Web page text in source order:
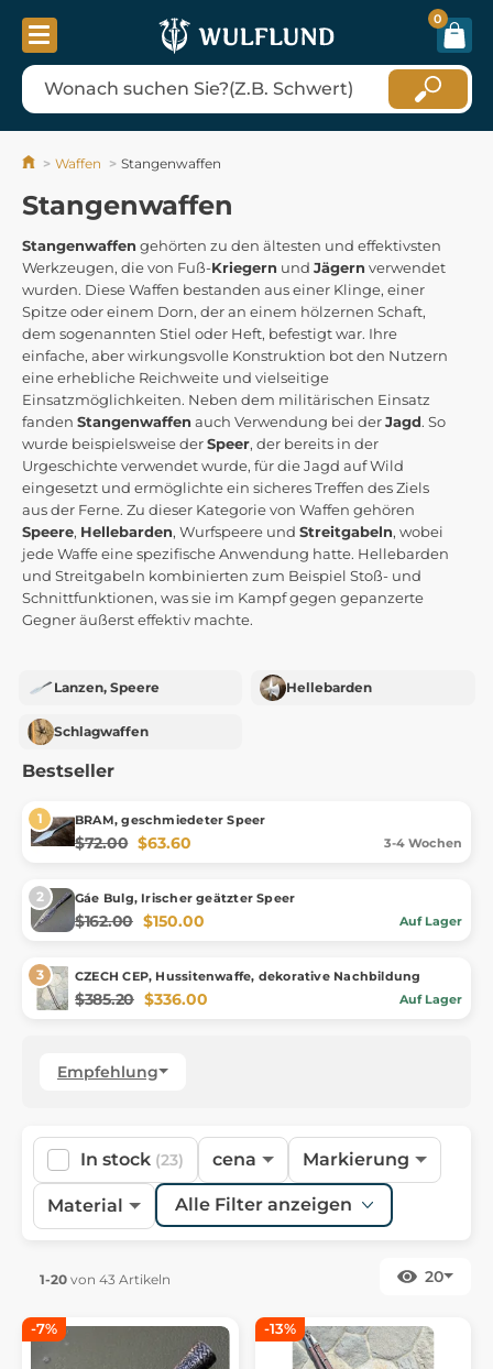
0
Waffen Stangenwaffen
Stangenwaffen
Stangenwaffen gehörten zu den ältesten und effektivsten
Werkzeugen, die von Fuß-Kriegern und Jägern verwendet
wurden. Diese Waffen bestanden aus einer Klinge, einer
Spitze oder einem Dorn, der an einem hölzernen Schaft,
dem sogenannten Stiel oder Heft, befestigt war. Ihre
einfache, aber wirkungsvolle Konstruktion bot den Nutzern
eine erhebliche Reichweite und vielseitige
Einsatzmöglichkeiten. Neben dem militärischen Einsatz
fanden Stangenwaffen auch Verwendung bei derJagd. So
wurde beispielsweise derSpeer, der bereits in der
Urgeschichte verwendet wurde, für die Jagd auf Wild
eingesetzt und ermöglichte ein sicheres Treffen des Ziels
aus der Ferne. Zu dieser Kategorie von Waffen gehören
Speere, Hellebarden, Wurfspeere und Streitgabeln, wobei
jede Waffe eine spezifische Anwendung hatte. Hellebarden
und Streitgabeln kombinierten zum Beispiel Stoß- und
Schnittfunktionen, was sie im Kampf gegen gepanzerte
Gegner äußerst effektiv machte.
Lanzen, Speere Hellebarden
Schlagwaffen
Bestseller
BRAM, geschmiedeter Speer
$72.00 $63.60 3-4 Wochen
Gáe Bulg, Irischer geätzter Speer
$162.00 $150.00 Auf Lager
CZECH CEP, Hussitenwaffe, dekorative Nachbildung
$385.20 $336.00 Auf Lager
Empfehlung
In stock (23) cena Markierung
Material Alle Filter anzeigen
1-20 von 43 Artikeln 20
-7% -13%